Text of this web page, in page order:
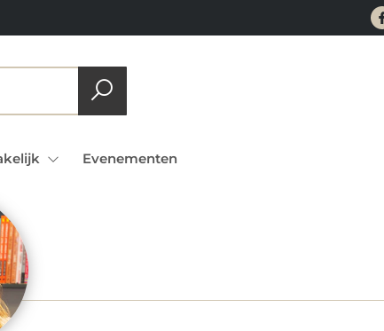
Evenementen